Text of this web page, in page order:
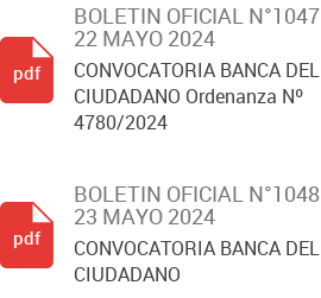
BOLETIN OFICIAL N°1047
22 MAYO 2024
CONVOCATORIA BANCA DEL
CIUDADANO Ordenanza Nº
4780/2024
pdf
BOLETIN OFICIAL N°1048
23 MAYO 2024
CONVOCATORIA BANCA DEL
CIUDADANO
pdf